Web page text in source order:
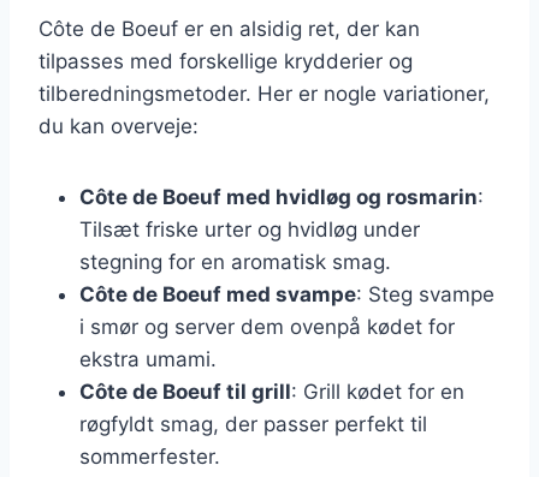
Côte de Boeuf er en alsidig ret, der kan
tilpasses med forskellige krydderier og
tilberedningsmetoder. Her er nogle variationer,
du kan overveje:
Côte de Boeuf med hvidløg og rosmarin:
Tilsæt friske urter og hvidløg under
stegning for en aromatisk smag.
Côte de Boeuf med svampe: Steg svampe
i smør og server dem ovenpå kødet for
ekstra umami.
Côte de Boeuf til grill: Grill kødet for en
røgfyldt smag, der passer perfekt til
sommerfester.